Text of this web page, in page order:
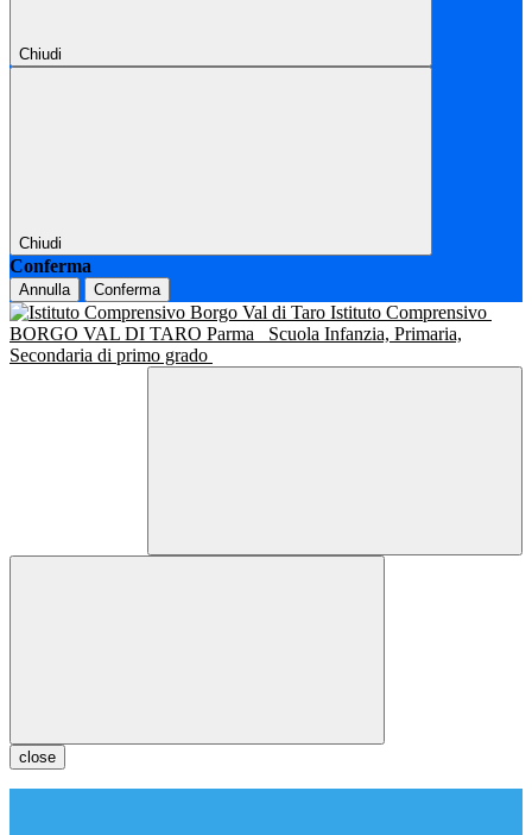
Chiudi
Chiudi
Conferma
Annulla Conferma
Istituto Comprensivo
BORGO VAL DI TARO Parma
Scuola Infanzia, Primaria,
Secondaria di primo grado
close